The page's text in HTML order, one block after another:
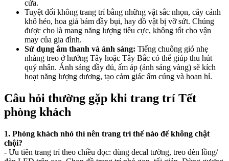
cửa.
Tuyệt đối không trang trí bằng những vật sắc nhọn, cây cảnh
khô héo, hoa giả bám đầy bụi, hay đồ vật bị vỡ sứt. Chúng
được cho là mang năng lượng tiêu cực, không tốt cho vận
may của gia đình.
Sử dụng âm thanh và ánh sáng: Tiếng chuông gió nhẹ
nhàng treo ở hướng Tây hoặc Tây Bắc có thể giúp thu hút
quý nhân. Ánh sáng đầy đủ, ấm áp (ánh sáng vàng) sẽ kích
hoạt năng lượng dương, tạo cảm giác ấm cúng và hoan hỉ.
Câu hỏi thường gặp khi trang trí Tết
phòng khách
1. Phòng khách nhỏ thì nên trang trí thế nào để không chật
chội?
- Ưu tiên trang trí theo chiều dọc: dùng decal tường, treo đèn lồng/